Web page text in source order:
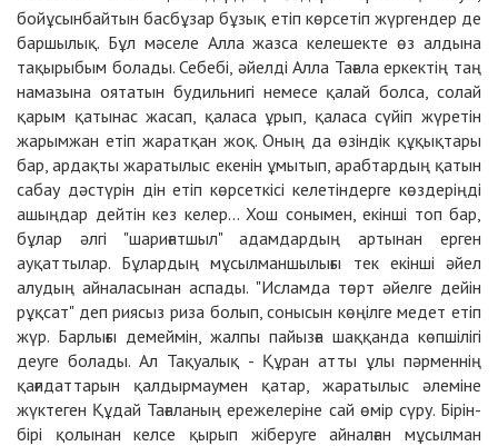
бойұсынбайтын басбұзар бұзық етіп көрсетіп жүргендер де
баршылық. Бұл мәселе Алла жазса келешекте өз алдына
тақырыбым болады. Себебі, әйелді Алла Тағала еркектің таң
намазына оятатын будильнигі немесе қалай болса, солай
қарым қатынас жасап, қаласа ұрып, қаласа сүйіп жүретін
жарымжан етіп жаратқан жоқ. Оның да өзіндік құқықтары
бар, ардақты жаратылыс екенін ұмытып, арабтардың қатын
сабау дәстүрін дін етіп көрсеткісі келетіндерге көздеріңді
ашыңдар дейтін кез келер... Хош сонымен, екінші топ бар,
бұлар әлгі "шариғатшыл" адамдардың артынан ерген
ауқаттылар. Бұлардың мұсылманшылығы тек екінші әйел
алудың айналасынан аспады. "Исламда төрт әйелге дейін
рұқсат" деп риясыз риза болып, сонысын көңілге медет етіп
жүр. Барлығы демеймін, жалпы пайызға шаққанда көпшілігі
деуге болады. Ал Тақуалық - Құран атты ұлы пәрменнің
қағидаттарын қалдырмаумен қатар, жаратылыс әлеміне
жүктеген Құдай Тағаланың ережелеріне сай өмір сүру. Бірін-
бірі қолынан келсе қырып жіберуге айналған мұсылман